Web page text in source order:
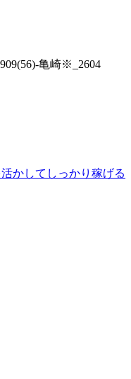
亀崎※_2604
かしてしっかり稼げる